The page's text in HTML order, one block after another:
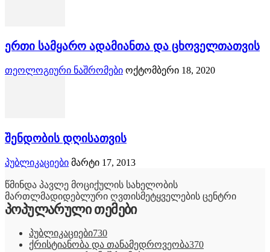
ერთი სამყარო ადამიანთა და ცხოველთათვის
თეოლოგიური ნაშრომები ოქტომბერი 18, 2020
შენდობის დღისათვის
პუბლიკაციები მარტი 17, 2013
წმინდა პავლე მოციქულის სახელობის
მართლმადიდებლური ღვთისმეტყველების ცენტრი
პოპულარული თემები
პუბლიკაციები730
ქრისტიანობა და თანამედროვეობა370